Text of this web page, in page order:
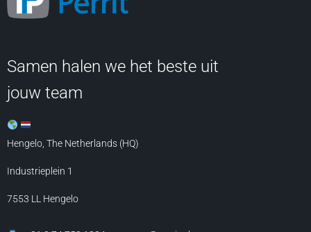
Samen halen we het beste uit
jouw team
Hengelo, The Netherlands (HQ)
Industrieplein 1
7553 LL Hengelo